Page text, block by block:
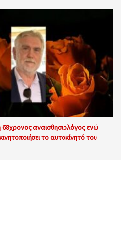
αναισθησιολόγος ενώ
το αυτοκίνητό του